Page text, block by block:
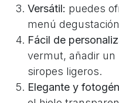
Versátil: puedes
menú
Fácil de
vermut, añadir un
siropes ligeros.
Elegante y